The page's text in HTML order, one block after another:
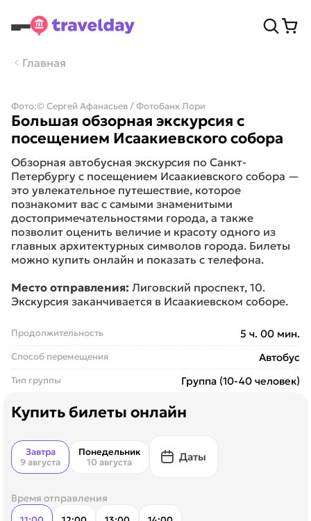
Главная
Фото:© Сергей Афанасьев / Фотобанк Лори
Купить билеты онлайн
Даты
Завтра
9 августа
Понедельник
10 августа
Время отправления
Большая обзорная экскурсия с
посещением Исаакиевского собора
Обзорная автобусная экскурсия по Санкт-
Петербургу с посещением Исаакиевского собора —
это увлекательное путешествие, которое
познакомит вас с самыми знаменитыми
достопримечательностями города, а также
позволит оценить величие и красоту одного из
главных архитектурных символов города. Билеты
можно купить онлайн и показать с телефона.
Место отправления: Лиговский проспект, 10.
Экскурсия заканчивается в Исаакиевском соборе.
Продолжительность 5 ч. 00 мин.
Способ перемещения Автобус
Тип группы Группа (10-40 человек)